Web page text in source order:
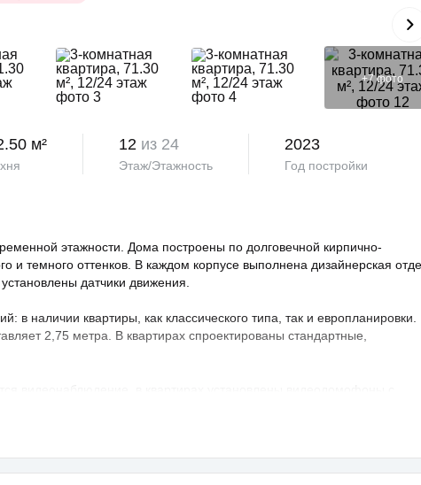
+7 фото
м² 12 из 24
Этаж/Этажность
2023
Год постройки
этажности. Дома построены по долговечной кирпично-
и темного оттенков. В каждом корпусе выполнена дизайнерская
датчики движения.
наличии квартиры, как классического типа, так и европланировки.
2,75 метра. В квартирах спроектированы стандартные,
территория благоустроена, на ней проведено озеленение по
ландшафтный дизайн. Во дворе расположены детские и спортивные
спорта, зоны отдыха с беседками, спроектирован бульвар и
предусмотрен крытый и гостевой паркинг.